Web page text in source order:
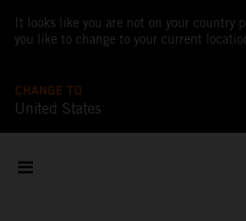
It looks like you are not on your country
you like to change to your current
CHANGE TO
United States